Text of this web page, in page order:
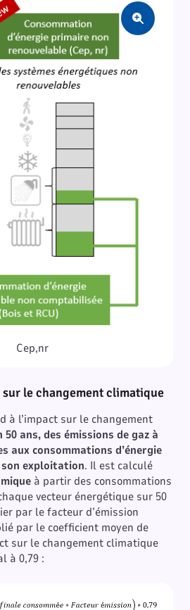
Zoom
Cep,nr
sur le changementclimatique
à l’impact sur le changement
ans, des émissions de gaz à
aux consommations d’énergie
exploitation. Il est calculé
à partir des consommations
vecteur énergétique sur 50
par le facteur d’émission
par le coefficient moyen de
sur le changement climatique
à 0,79 :